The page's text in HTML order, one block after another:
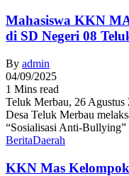
Mahasiswa KKN
di SD Negeri 08
By admin
04/09/2025
1 Mins read
Teluk Merbau, 26
Desa Teluk Merbau
“Sosialisasi Anti-
BeritaDaerah
KKN Mas